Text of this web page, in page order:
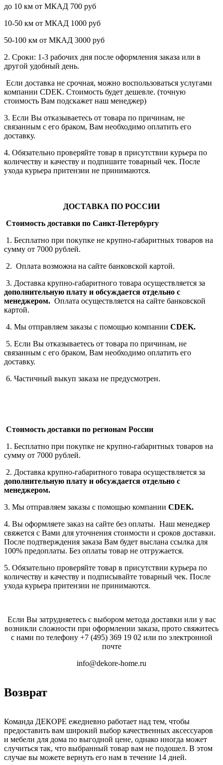
до 10 км от МКАД 700 руб
10-50 км от МКАД 1000 руб
50-100 км от МКАД 3000 руб
2. Сроки: 1-3 рабочих дня после оформления заказа или в
другой удобный день.
Если доставка не срочная, можно воспользоваться услугами
компании СDEK. Стоимость будет дешевле. (точную
стоимость Вам подскажет наш менеджер)
3. Если Вы отказываетесь от товара по причинам, не
связанным с его браком, Вам необходимо оплатить его
доставку.
4. Обязательно проверяйте товар в присутствии курьера по
количеству и качеству и подпишите товарный чек. После
ухода курьера притензии не принимаются.
ДОСТАВКА ПО РОССИИ
Стоимость доставки по Санкт-Петербургу
1. Бесплатно при покупке не крупно-габаритных товаров на
сумму от 7000 рублей.
2. Оплата возможна на сайте банковской картой.
3. Доставка крупно-габаритного товара осуществляется за
дополнительную плату и обсуждается отдельно с
менеджером. Оплата осуществляется на сайте банковской
картой.
4. Мы отправляем заказы с помощью компании СDEK.
5. Если Вы отказываетесь от товара по причинам, не
связанным с его браком, Вам необходимо оплатить его
доставку.
6. Частичный выкуп заказа не предусмотрен.
Стоимость доставки по регионам России
1. Бесплатно при покупке не крупно-габаритных товаров на
сумму от 7000 рублей.
2. Доставка крупно-габаритного товара осуществляется за
дополнительную плату и обсуждается отдельно с
менеджером.
3. Мы отправляем заказы с помощью компании СDEK.
4. Вы оформляете заказ на сайте без оплаты. Наш менеджер
свяжется с Вами для уточнения стоимости и сроков доставки.
После подтверждения заказа Вам будет выслана ссылка для
100% предоплаты. Без оплаты товар не отгружается.
5. Обязательно проверяйте товар в присутствии курьера по
количеству и качеству и подписывайте товарный чек. После
ухода курьера притензии не принимаются.
Если Вы затрудняетесь с выбором метода доставки или у вас
возникли сложности при оформлении заказа, прото свяжитесь
с нами по телефону +7 (495) 369 19 02 или по электронной
почте
info@dekore-home.ru
Возврат
Команда ДЕКОРЕ ежедневно работает над тем, чтобы
предоставить вам широкий выбор качественных аксессуаров
и мебели для дома по выгодной цене, однако иногда может
случиться так, что выбранный товар вам не подошел. В этом
случае вы можете вернуть его нам в течение 14 дней.